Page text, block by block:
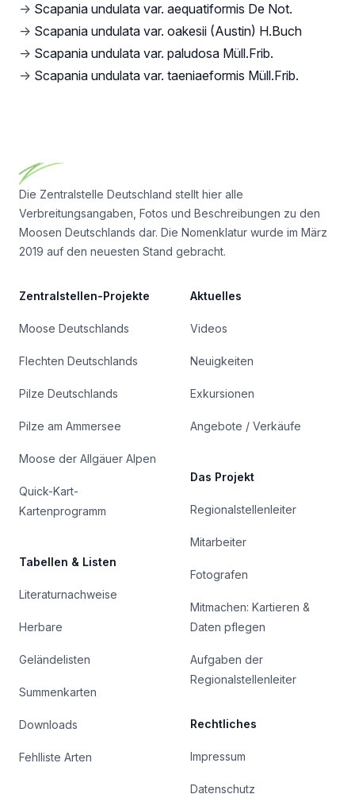
→ Scapania undulata var. aequatiformis De Not.
→ Scapania undulata var. oakesii (Austin) H.Buch
→ Scapania undulata var. paludosa Müll.Frib.
→ Scapania undulata var. taeniaeformis Müll.Frib.
Die Zentralstelle Deutschland stellt hier alle
Verbreitungsangaben, Fotos und Beschreibungen zu den
Moosen Deutschlands dar. Die Nomenklatur wurde im März
2019 auf den neuesten Stand gebracht.
Zentralstellen-Projekte
Moose Deutschlands
Flechten Deutschlands
Pilze Deutschlands
Pilze am Ammersee
Moose der Allgäuer Alpen
Quick-Kart-
Kartenprogramm
Tabellen & Listen
Literaturnachweise
Herbare
Geländelisten
Summenkarten
Downloads
Fehlliste Arten
Aktuelles
Videos
Neuigkeiten
Exkursionen
Angebote / Verkäufe
Das Projekt
Regionalstellenleiter
Mitarbeiter
Fotografen
Mitmachen: Kartieren &
Daten pflegen
Aufgaben der
Regionalstellenleiter
Rechtliches
Impressum
Datenschutz